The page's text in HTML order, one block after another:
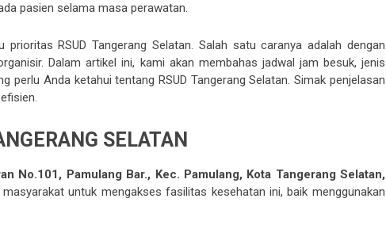
pasien selama masa perawatan.
RSUD Tangerang Selatan. Salah satu caranya adalah dengan
Dalam artikel ini, kami akan membahas jadwal jam besuk, jenis
perlu Anda ketahui tentang RSUD Tangerang Selatan. Simak penjelasan
SELATAN
No.101, Pamulang Bar., Kec. Pamulang, Kota Tangerang Selatan,
untuk mengakses fasilitas kesehatan ini, baik menggunakan